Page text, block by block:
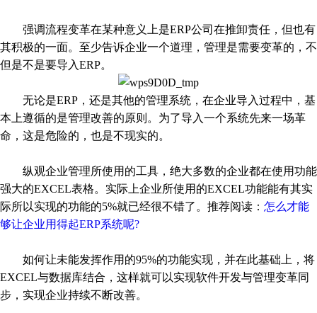
强调流程变革在某种意义上是ERP公司在推卸责任，但也有
其积极的一面。至少告诉企业一个道理，管理是需要变革的，不
但是不是要导入ERP。
无论是ERP，还是其他的管理系统，在企业导入过程中，基
本上遵循的是管理改善的原则。为了导入一个系统先来一场革
命，这是危险的，也是不现实的。
纵观企业管理所使用的工具，绝大多数的企业都在使用功能
强大的EXCEL表格。实际上企业所使用的EXCEL功能能有其实
际所以实现的功能的5%就已经很不错了。推荐阅读： 怎么才能
够让企业用得起ERP系统呢?
如何让未能发挥作用的95%的功能实现，并在此基础上，将
EXCEL与数据库结合，这样就可以实现软件开发与管理变革同
步，实现企业持续不断改善。